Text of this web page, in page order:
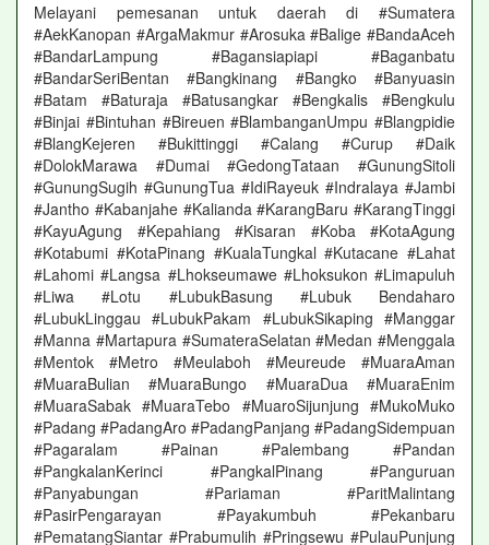
Melayani pemesanan untuk daerah di #Sumatera
#AekKanopan #ArgaMakmur #Arosuka #Balige #BandaAceh
#BandarLampung #Bagansiapiapi #Baganbatu
#BandarSeriBentan #Bangkinang #Bangko #Banyuasin
#Batam #Baturaja #Batusangkar #Bengkalis #Bengkulu
#Binjai #Bintuhan #Bireuen #BlambanganUmpu #Blangpidie
#BlangKejeren #Bukittinggi #Calang #Curup #Daik
#DolokMarawa #Dumai #GedongTataan #GunungSitoli
#GunungSugih #GunungTua #IdiRayeuk #Indralaya #Jambi
#Jantho #Kabanjahe #Kalianda #KarangBaru #KarangTinggi
#KayuAgung #Kepahiang #Kisaran #Koba #KotaAgung
#Kotabumi #KotaPinang #KualaTungkal #Kutacane #Lahat
#Lahomi #Langsa #Lhokseumawe #Lhoksukon #Limapuluh
#Liwa #Lotu #LubukBasung #Lubuk Bendaharo
#LubukLinggau #LubukPakam #LubukSikaping #Manggar
#Manna #Martapura #SumateraSelatan #Medan #Menggala
#Mentok #Metro #Meulaboh #Meureude #MuaraAman
#MuaraBulian #MuaraBungo #MuaraDua #MuaraEnim
#MuaraSabak #MuaraTebo #MuaroSijunjung #MukoMuko
#Padang #PadangAro #PadangPanjang #PadangSidempuan
#Pagaralam #Painan #Palembang #Pandan
#PangkalanKerinci #PangkalPinang #Panguruan
#Panyabungan #Pariaman #ParitMalintang
#PasirPengarayan #Payakumbuh #Pekanbaru
#PematangSiantar #Prabumulih #Pringsewu #PulauPunjung